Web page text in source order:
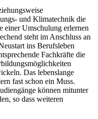
und Klimatechnik die
einer Umschulung erlernen
steht im Anschluss an
ins Berufsleben
Fachkräfte die
Das lebenslange
fast schon ein Muss.
können mitunter
so dass weiteren